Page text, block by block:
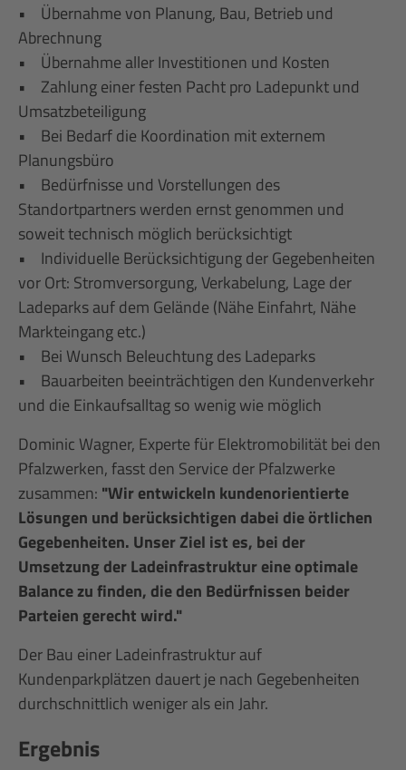
• Übernahme von Planung, Bau, Betrieb und
Abrechnung
• Übernahme aller Investitionen und Kosten
• Zahlung einer festen Pacht pro Ladepunkt und
Umsatzbeteiligung
• Bei Bedarf die Koordination mit externem
Planungsbüro
• Bedürfnisse und Vorstellungen des
Standortpartners werden ernst genommen und
soweit technisch möglich berücksichtigt
• Individuelle Berücksichtigung der Gegebenheiten
vor Ort: Stromversorgung, Verkabelung, Lage der
Ladeparks auf dem Gelände (Nähe Einfahrt, Nähe
Markteingang etc.)
• Bei Wunsch Beleuchtung des Ladeparks
• Bauarbeiten beeinträchtigen den Kundenverkehr
und die Einkaufsalltag so wenig wie möglich
Dominic Wagner, Experte für Elektromobilität bei den
Pfalzwerken, fasst den Service der Pfalzwerke
zusammen: "Wir entwickeln kundenorientierte
Lösungen und berücksichtigen dabei die örtlichen
Gegebenheiten. Unser Ziel ist es, bei der
Umsetzung der Ladeinfrastruktur eine optimale
Balance zu finden, die den Bedürfnissen beider
Parteien gerecht wird."
Der Bau einer Ladeinfrastruktur auf
Kundenparkplätzen dauert je nach Gegebenheiten
durchschnittlich weniger als ein Jahr.
Ergebnis